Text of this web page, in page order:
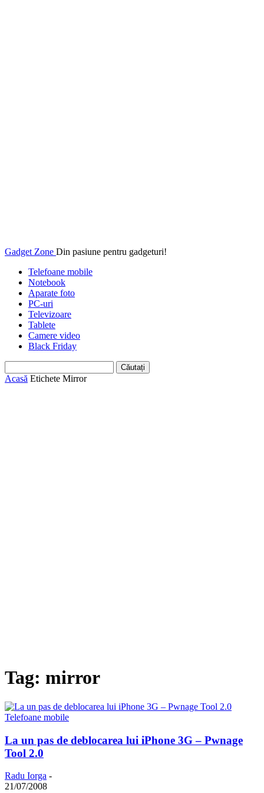
Gadget Zone Din pasiune pentru gadgeturi!
Telefoane mobile
Notebook
Aparate foto
PC-uri
Televizoare
Tablete
Camere video
Black Friday
Acasă Etichete Mirror
Tag: mirror
Telefoane mobile
La un pas de deblocarea lui iPhone 3G – Pwnage
Tool 2.0
Radu Iorga -
21/07/2008